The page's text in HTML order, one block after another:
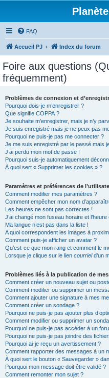
FAQ
Accueil PJ Index du forum
Foire aux questions
fréquemment)
Problèmes de connexion et
Pourquoi dois-je m’enregistrer ?
Que signifie COPPA ?
Je souhaite m’enregistrer, mais je n’y
Je suis enregistré mais je ne peux pas
Pourquoi ne puis-je pas me connecter ?
Je me suis enregistré par le passé mais
J’ai perdu mon mot de passe !
Pourquoi suis-je automatiquement
À quoi sert « Supprimer les cookies » ?
Paramètres et préférences de
Comment modifier mes paramètres ?
Comment empêcher mon nom
Les heures ne sont pas correctes !
J’ai changé mon fuseau horaire et
Ma langue n’est pas dans la liste !
A quoi correspondent les images à
Comment puis-je afficher un avatar ?
Qu’est-ce que mon rang et comment le
Lorsque je clique sur le lien courrield’un
Problèmes liés à la publication de
Comment créer un nouveau sujet ou
Comment modifier ou supprimer un
Comment ajouter une signature à mes
Comment créer un sondage ?
Pourquoi ne puis-je pas ajouter plus
Comment modifier ou supprimer un
Pourquoi ne puis-je pas accéder à un
Pourquoi ne puis-je pas joindre des
Pourquoi ai-je reçu un avertissement ?
Comment rapporter des messages à un
À quoi sert le bouton « Sauvegarder »
Pourquoi mon message doit être validé ?
Comment remonter mon sujet ?